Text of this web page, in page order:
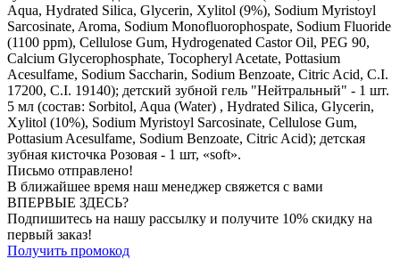
Aqua, Hydrated Silica, Glycerin, Xylitol (9%), Sodium Myristoyl
Sarcosinate, Aroma, Sodium Monofluorophospate, Sodium Fluoride
(1100 ppm), Cellulose Gum, Hydrogenated Castor Oil, PEG 90,
Calcium Glycerophosphate, Tocopheryl Acetate, Pottasium
Acesulfame, Sodium Saccharin, Sodium Benzoate, Citric Acid, C.I.
17200, C.I. 19140); детский зубной гель "Нейтральный" - 1 шт.
5 мл (состав: Sorbitol, Aqua (Water) , Hydrated Silica, Glycerin,
Xylitol (10%), Sodium Myristoyl Sarcosinate, Cellulose Gum,
Pottasium Acesulfame, Sodium Benzoate, Citric Acid); детская
зубная кисточка Розовая - 1 шт, «soft».
Письмо отправлено!
В ближайшее время наш менеджер свяжется с вами
ВПЕРВЫЕ ЗДЕСЬ?
Подпишитесь на нашу рассылку и получите 10% скидку на
первый заказ!
Получить промокод